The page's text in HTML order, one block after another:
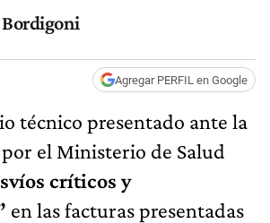
Agregar PERFIL en Google
técnico presentado ante la
el Ministerio de Salud
críticos y
en las facturas presentadas